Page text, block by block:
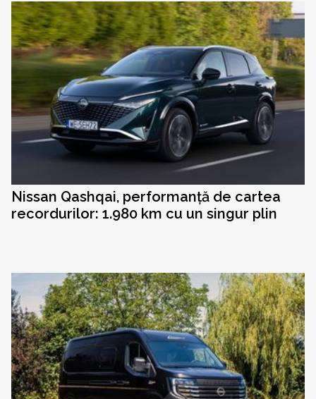
Nissan Qashqai, performanță de cartea
recordurilor: 1.980 km cu un singur plin